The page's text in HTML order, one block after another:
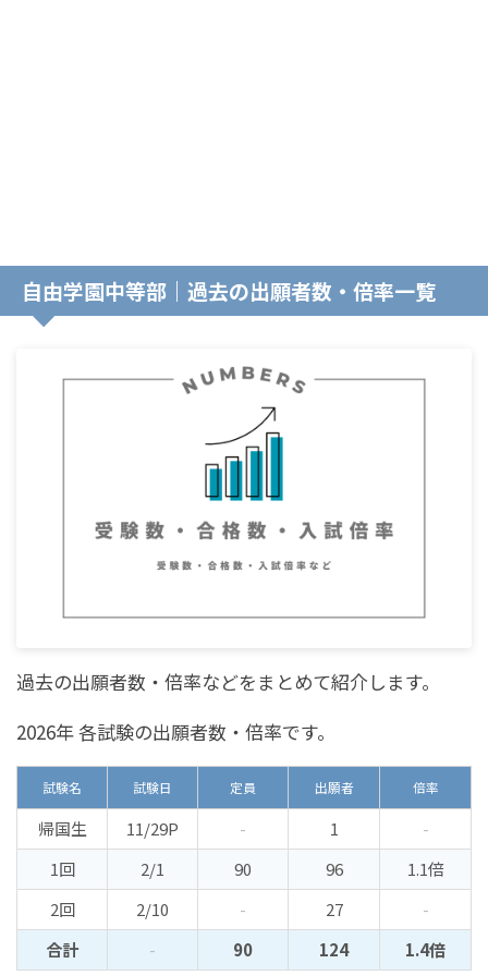
自由学園中等部｜過去の出願者数・倍率一覧
過去の出願者数・倍率などをまとめて紹介します。
2026年 各試験の出願者数・倍率です。
試験名 試験日 定員 出願者 倍率
帰国生 11/29P - 1
-
1回
2/1 90 96
1.1倍
2回
2/10 - 27
-
合計
- 90 124 1.4倍